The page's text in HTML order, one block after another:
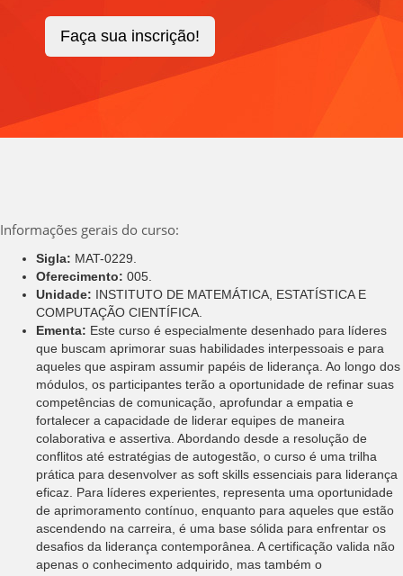
Faça sua inscrição!
Informações gerais do curso:
Sigla: MAT-0229.
Oferecimento: 005.
Unidade: INSTITUTO DE MATEMÁTICA, ESTATÍSTICA E
COMPUTAÇÃO CIENTÍFICA.
Ementa: Este curso é especialmente desenhado para líderes
que buscam aprimorar suas habilidades interpessoais e para
aqueles que aspiram assumir papéis de liderança. Ao longo dos
módulos, os participantes terão a oportunidade de refinar suas
competências de comunicação, aprofundar a empatia e
fortalecer a capacidade de liderar equipes de maneira
colaborativa e assertiva. Abordando desde a resolução de
conflitos até estratégias de autogestão, o curso é uma trilha
prática para desenvolver as soft skills essenciais para liderança
eficaz. Para líderes experientes, representa uma oportunidade
de aprimoramento contínuo, enquanto para aqueles que estão
ascendendo na carreira, é uma base sólida para enfrentar os
desafios da liderança contemporânea. A certificação valida não
apenas o conhecimento adquirido, mas também o